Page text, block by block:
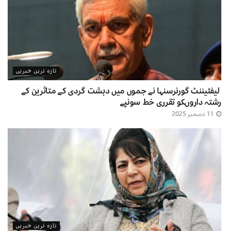
تازہ ترین خبریں
لیفٹیننٹ گورنرسنہا نے جموں میں دہشت گردی کے متاثرین کے
رشتہ داروںکو تقرری خط سونپے
تازہ ترین خبریں